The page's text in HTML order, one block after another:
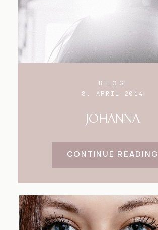
BLOG
8. APRIL 2014
JOHANNA
CONTINUE READING